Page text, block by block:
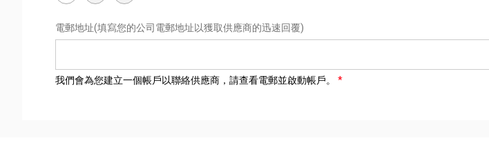
電郵地址(填寫您的公司電郵地址以獲取供應商的迅速回覆)
我們會為您建立一個帳戶以聯絡供應商，請查看電郵並啟動帳戶。